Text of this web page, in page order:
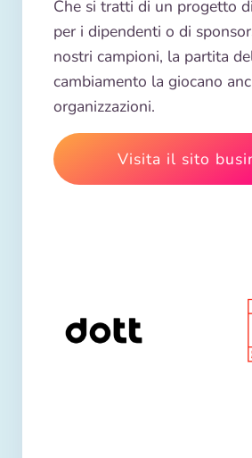
Che si tratti di un progetto
per i dipendenti o di
nostri campioni, la partita
cambiamento la giocano
organizzazioni.
Visita il sito